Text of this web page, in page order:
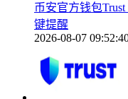
币安官方钱包
键提醒
2026-08-07